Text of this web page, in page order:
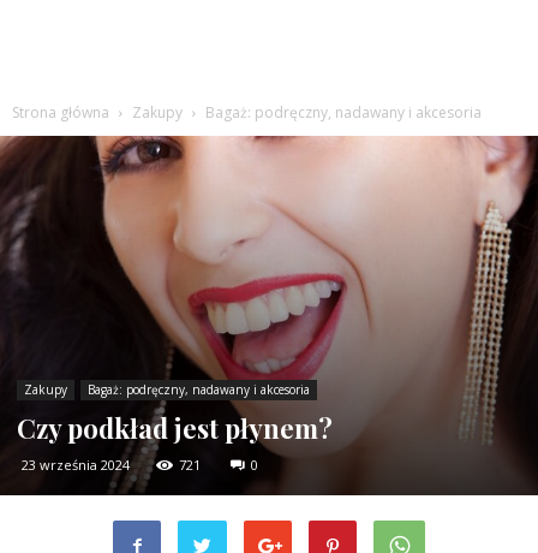
Strona główna Zakupy Bagaż: podręczny, nadawany i akcesoria
Zakupy Bagaż: podręczny, nadawany i akcesoria
Czy podkład jest płynem?
23 września 2024 721 0